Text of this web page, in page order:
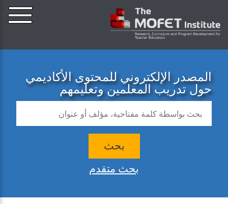
المصدر الإلكتروني للمحتوى الأكاديمي
حول تدريب المعلمين وتعليمهم
بحث
بحث متقدم